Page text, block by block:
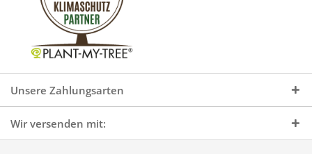
Unsere Zahlungsarten
Wir versenden mit: